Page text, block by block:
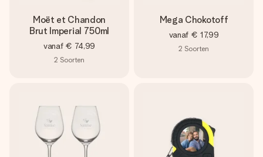
Moët et Chandon
Brut Imperial 750ml
vanaf € 74,99
2 Soorten
Mega Chokotoff
vanaf € 17,99
2 Soorten